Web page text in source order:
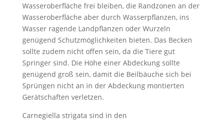
Wasseroberfläche frei bleiben, die Randzonen an der
Wasseroberfläche aber durch Wasserpflanzen, ins
Wasser ragende Landpflanzen oder Wurzeln
genügend Schutzmöglichkeiten bieten. Das Becken
sollte zudem nicht offen sein, da die Tiere gut
Springer sind. Die Höhe einer Abdeckung sollte
genügend groß sein, damit die Beilbäuche sich bei
Sprüngen nicht an in der Abdeckung montierten
Gerätschaften verletzen.
Carnegiella strigata sind in den